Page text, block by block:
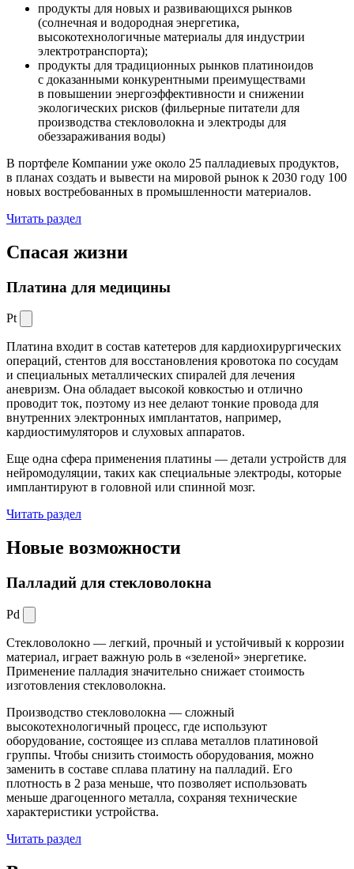
продукты для новых и развивающихся рынков
(солнечная и водородная энергетика,
высокотехнологичные материалы для индустрии
электротранспорта);
продукты для традиционных рынков платиноидов
с доказанными конкурентными преимуществами
в повышении энергоэффективности и снижении
экологических рисков (фильерные питатели для
производства стекловолокна и электроды для
обеззараживания воды)
В портфеле Компании уже около 25 палладиевых продуктов,
в планах создать и вывести на мировой рынок к 2030 году 100
новых востребованных в промышленности материалов.
Читать раздел
Спасая жизни
Платина для медицины
Pt
Платина входит в состав катетеров для кардиохирургических
операций, стентов для восстановления кровотока по сосудам
и специальных металлических спиралей для лечения
аневризм. Она обладает высокой ковкостью и отлично
проводит ток, поэтому из нее делают тонкие провода для
внутренних электронных имплантатов, например,
кардиостимуляторов и слуховых аппаратов.
Еще одна сфера применения платины — детали устройств для
нейромодуляции, таких как специальные электроды, которые
имплантируют в головной или спинной мозг.
Читать раздел
Новые возможности
Палладий для стекловолокна
Pd
Стекловолокно — легкий, прочный и устойчивый к коррозии
материал, играет важную роль в «зеленой» энергетике.
Применение палладия значительно снижает стоимость
изготовления стекловолокна.
Производство стекловолокна — сложный
высокотехнологичный процесс, где используют
оборудование, состоящее из сплава металлов платиновой
группы. Чтобы снизить стоимость оборудования, можно
заменить в составе сплава платину на палладий. Его
плотность в 2 раза меньше, что позволяет использовать
меньше драгоценного металла, сохраняя технические
характеристики устройства.
Читать раздел